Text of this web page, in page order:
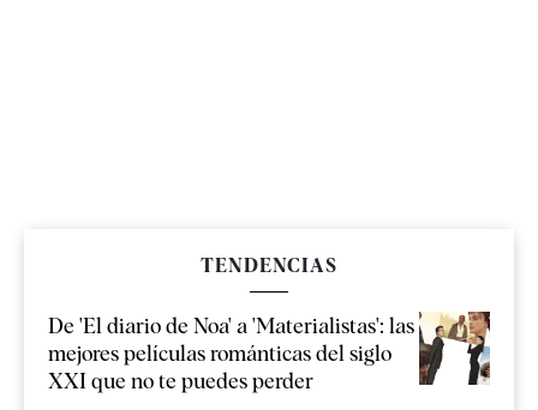
TENDENCIAS
De 'El diario de Noa' a 'Materialistas': las
mejores películas románticas del siglo
XXI que no te puedes perder